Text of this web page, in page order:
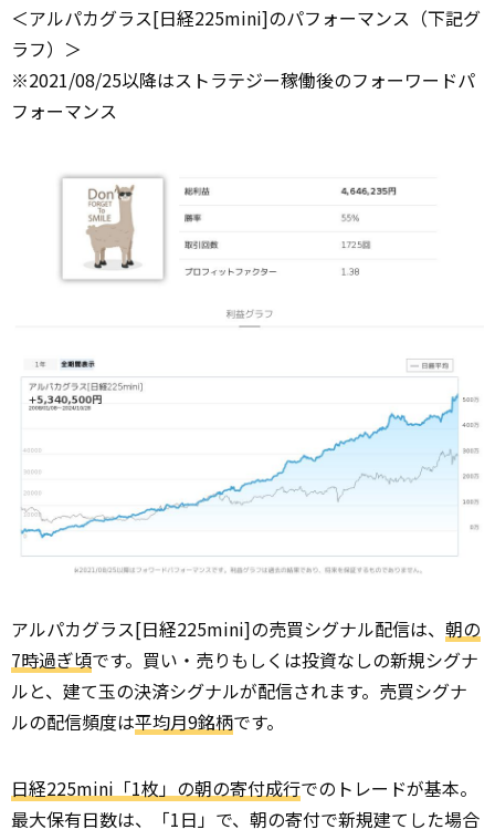
＜アルパカグラス[日経225mini]のパフォーマンス（下記グ
ラフ）＞
※2021/08/25以降はストラテジー稼働後のフォーワードパ
フォーマンス
アルパカグラス[日経225mini]の売買シグナル配信は、 朝の
7時過ぎ頃です。買い・売りもしくは投資なしの新規シグナ
ルと、建て玉の決済シグナルが配信されます。売買シグナ
ルの配信頻度は平均月9銘柄です。
日経225mini「1枚」の朝の寄付成行でのトレードが基本。
最大保有日数は、「1日」で、朝の寄付で新規建てした場合